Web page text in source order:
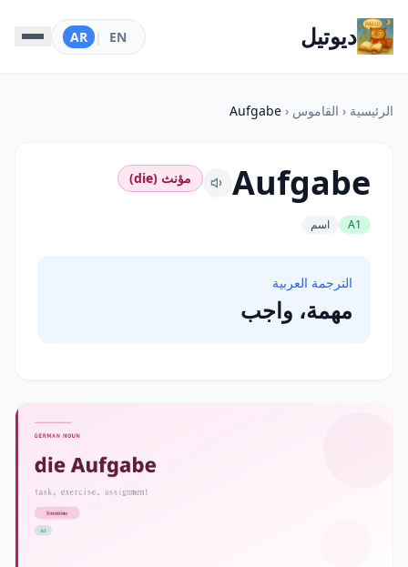
ديوتيل EN
|
AR
الرئيسية ‹ القاموس ‹
Aufgabe
Aufgabe مؤنث (die)
A1 اسم
الترجمة العربية
مهمة، واجب